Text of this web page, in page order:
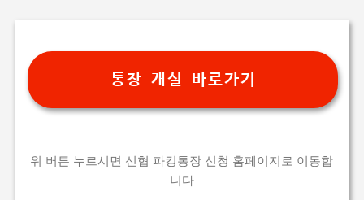
통장 개설 바로가기
위 버튼 누르시면 신협 파킹통장 신청 홈페이지로 이동합
니다